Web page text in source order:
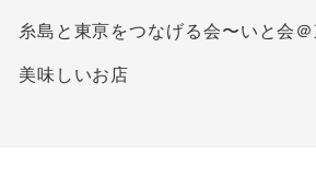
糸島と東亰をつなげる会〜いと会
美味しいお店